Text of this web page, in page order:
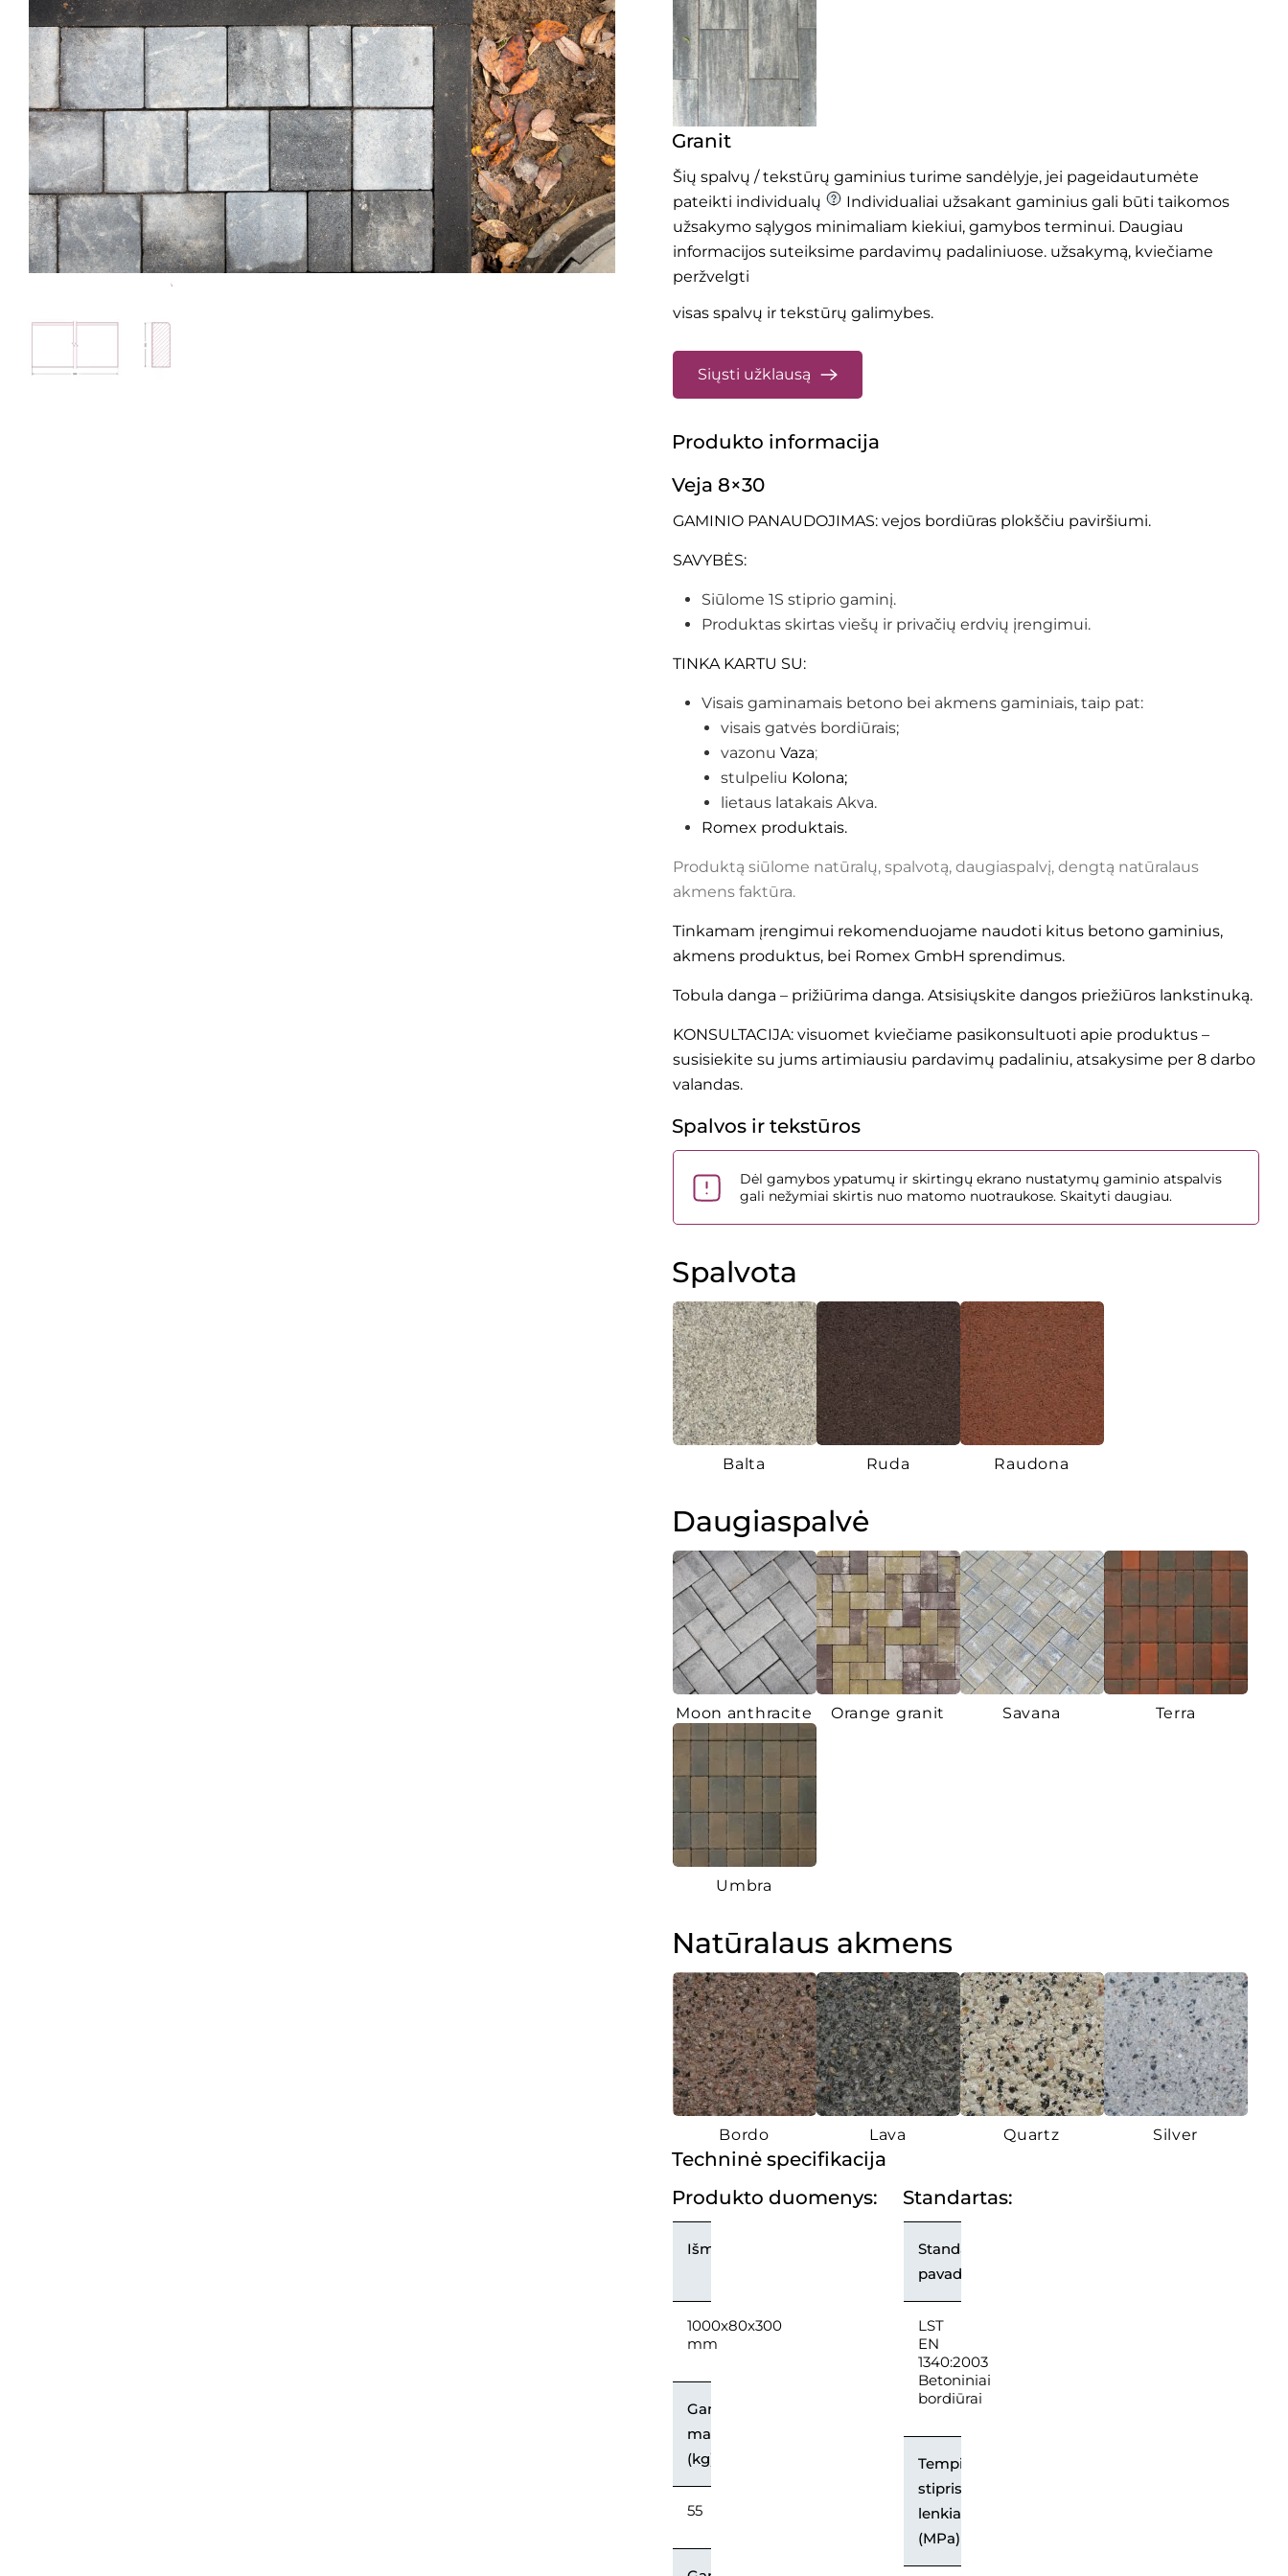
Granit
Šių spalvų / tekstūrų gaminius turime sandėlyje, jei pageidautumėte
pateikti individualų
Individualiai užsakant gaminius gali būti taikomos
užsakymo sąlygos minimaliam kiekiui, gamybos terminui. Daugiau
informacijos suteiksime pardavimų padaliniuose. užsakymą, kviečiame
peržvelgti
visas spalvų ir tekstūrų galimybes.
Siųsti užklausą
Produkto informacija
Veja 8×30
GAMINIO PANAUDOJIMAS: vejos bordiūras plokščiu paviršiumi.
SAVYBĖS:
Siūlome 1S stiprio gaminį.
Produktas skirtas viešų ir privačių erdvių įrengimui.
TINKA KARTU SU:
Visais gaminamais betono bei akmens gaminiais, taip pat:
visais gatvės bordiūrais;
vazonu Vaza;
stulpeliu Kolona;
lietaus latakais Akva.
Romex produktais.
Produktą siūlome natūralų, spalvotą, daugiaspalvį, dengtą natūralaus
akmens faktūra.
Tinkamam įrengimui rekomenduojame naudoti kitus betono gaminius,
akmens produktus, bei Romex GmbH sprendimus.
Tobula danga – prižiūrima danga. Atsisiųskite dangos priežiūros lankstinuką.
KONSULTACIJA: visuomet kviečiame pasikonsultuoti apie produktus –
susisiekite su jums artimiausiu pardavimų padaliniu, atsakysime per 8 darbo
valandas.
Spalvos ir tekstūros
Dėl gamybos ypatumų ir skirtingų ekrano nustatymų gaminio atspalvis
gali nežymiai skirtis nuo matomo nuotraukose. Skaityti daugiau.
Spalvota
Balta Ruda Raudona
Daugiaspalvė
Moon anthracite Orange granit Savana Terra
Umbra
Natūralaus akmens
Bordo Lava Quartz Silver
Techninė specifikacija
Produkto duomenys:
Išmatavimai
1000x80x300
mm
Gaminio
masė
(kg)
55
Standartas:
Standarto
pavadinimas
LST
EN
1340:2003
Betoniniai
bordiūrai
Tempimo
stipris
lenkiant
(MPa)